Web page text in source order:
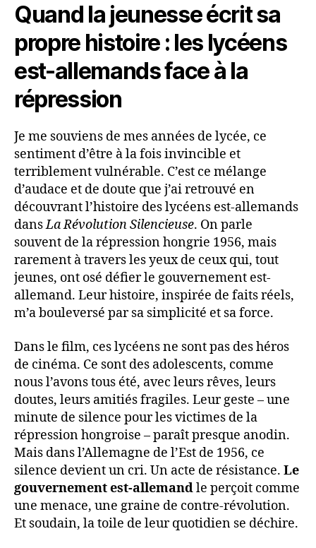
Quand la jeunesse écrit sa
propre histoire : les lycéens
est-allemands face à la
répression
Je me souviens de mes années de lycée, ce
sentiment d’être à la fois invincible et
terriblement vulnérable. C’est ce mélange
d’audace et de doute que j’ai retrouvé en
découvrant l’histoire des lycéens est-allemands
dansLa Révolution Silencieuse. On parle
souvent de la répression hongrie 1956, mais
rarement à travers les yeux de ceux qui, tout
jeunes, ont osé défier le gouvernement est-
allemand. Leur histoire, inspirée de faits réels,
m’a bouleversé par sa simplicité et sa force.
Dans le film, ces lycéens ne sont pas des héros
de cinéma. Ce sont des adolescents, comme
nous l’avons tous été, avec leurs rêves, leurs
doutes, leurs amitiés fragiles. Leur geste – une
minute de silence pour les victimes de la
répression hongroise – paraît presque anodin.
Mais dans l’Allemagne de l’Est de 1956, ce
silence devient un cri. Un acte de résistance. Le
gouvernement est-allemandle perçoit comme
une menace, une graine de contre-révolution.
Et soudain, la toile de leur quotidien se déchire.